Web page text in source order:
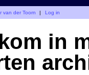
van der Toorn | Log in
in